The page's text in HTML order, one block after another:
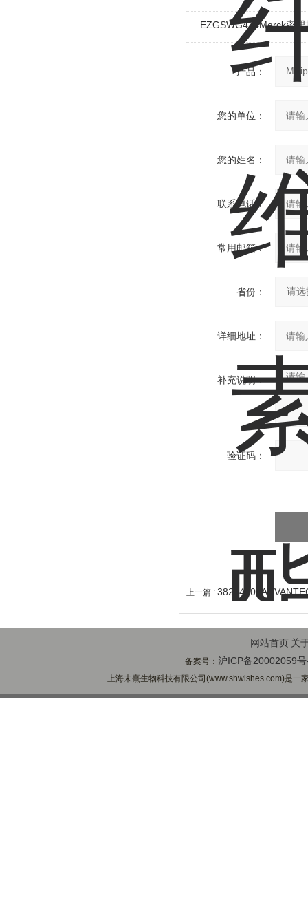
EZGSWG474Merck密
产品：
您的单位：
您的姓名：
联系电话：
常用邮箱：
省份：
详细地址：
补充说明：
验证码：
上一篇 :
网站首页 关
备案号：沪ICP备20002059
上海未熹生物科技有限公司(www.shwishes.com)是一